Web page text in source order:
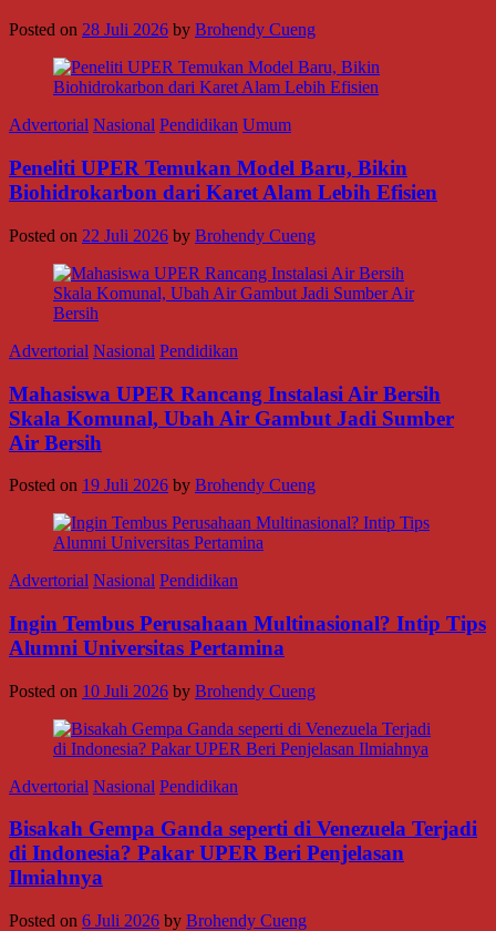
Posted on 28 Juli 2026 by Brohendy Cueng
Advertorial Nasional Pendidikan Umum
Peneliti UPER Temukan Model Baru, Bikin
Biohidrokarbon dari Karet Alam Lebih Efisien
Posted on 22 Juli 2026 by Brohendy Cueng
Advertorial Nasional Pendidikan
Mahasiswa UPER Rancang Instalasi Air Bersih
Skala Komunal, Ubah Air Gambut Jadi Sumber
Air Bersih
Posted on 19 Juli 2026 by Brohendy Cueng
Advertorial Nasional Pendidikan
Ingin Tembus Perusahaan Multinasional? Intip Tips
Alumni Universitas Pertamina
Posted on 10 Juli 2026 by Brohendy Cueng
Advertorial Nasional Pendidikan
Bisakah Gempa Ganda seperti di Venezuela Terjadi
di Indonesia? Pakar UPER Beri Penjelasan
Ilmiahnya
Posted on 6 Juli 2026 by Brohendy Cueng